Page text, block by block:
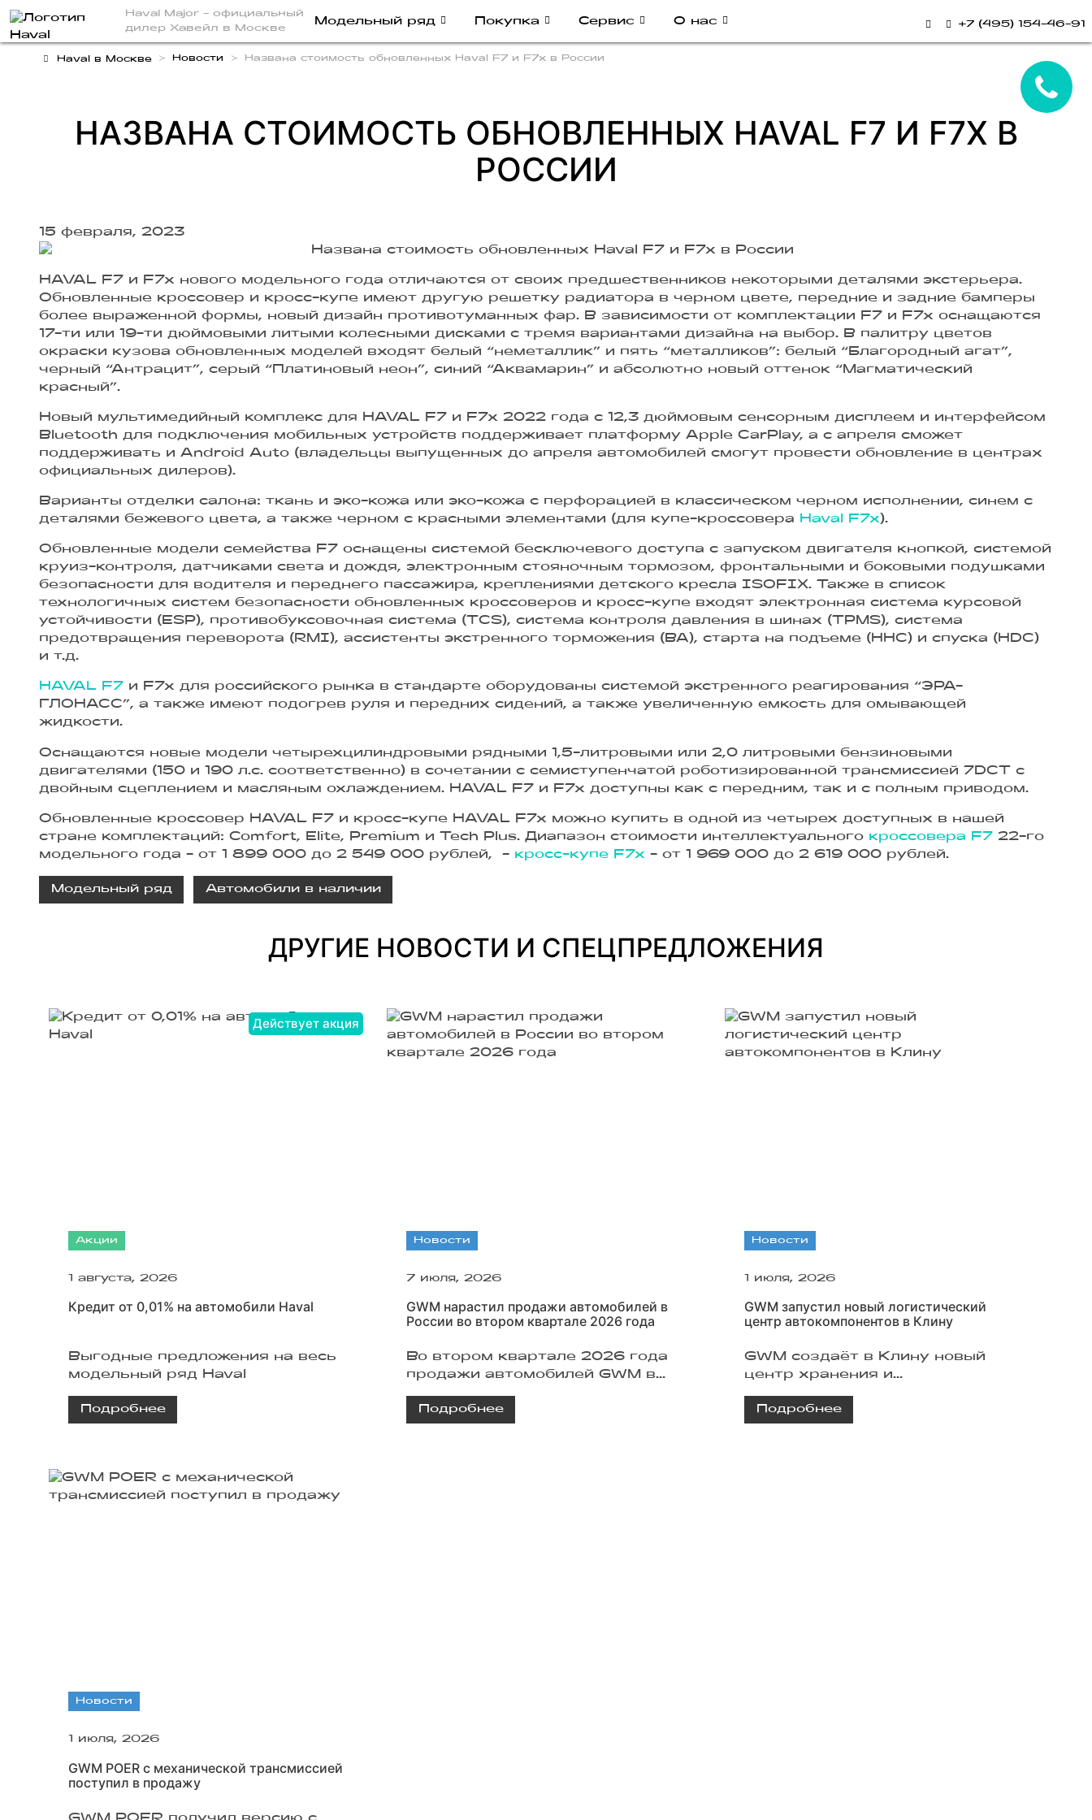
Haval Major - официальный
дилер Хавейл в Москве
Модельный ряд Покупка Сервис О нас +7 (495) 154-46-91
Haval в Москве Новости Названа стоимость обновленных Haval F7 и F7x в России
НАЗВАНА СТОИМОСТЬ ОБНОВЛЕННЫХ HAVAL F7 И F7X В
РОССИИ
15 февраля, 2023
HAVAL F7 и F7x нового модельного года отличаются от своих предшественников некоторыми деталями экстерьера.
Обновленные кроссовер и кросс-купе имеют другую решетку радиатора в черном цвете, передние и задние бамперы
более выраженной формы, новый дизайн противотуманных фар. В зависимости от комплектации F7 и F7x оснащаются
17-ти или 19-ти дюймовыми литыми колесными дисками с тремя вариантами дизайна на выбор. В палитру цветов
окраски кузова обновленных моделей входят белый “неметаллик” и пять “металликов”: белый “Благородный агат”,
черный “Антрацит”, серый “Платиновый неон”, синий “Аквамарин” и абсолютно новый оттенок “Магматический
красный”.
Новый мультимедийный комплекс для HAVAL F7 и F7x 2022 года с 12,3 дюймовым сенсорным дисплеем и интерфейсом
Bluetooth для подключения мобильных устройств поддерживает платформу Apple CarPlay, а с апреля сможет
поддерживать и Android Auto (владельцы выпущенных до апреля автомобилей смогут провести обновление в центрах
официальных дилеров).
Варианты отделки салона: ткань и эко-кожа или эко-кожа с перфорацией в классическом черном исполнении, синем с
деталями бежевого цвета, а также черном с красными элементами (для купе-кроссовера Haval F7x).
Обновленные модели семейства F7 оснащены системой бесключевого доступа с запуском двигателя кнопкой, системой
круиз-контроля, датчиками света и дождя, электронным стояночным тормозом, фронтальными и боковыми подушками
безопасности для водителя и переднего пассажира, креплениями детского кресла ISOFIX. Также в список
технологичных систем безопасности обновленных кроссоверов и кросс-купе входят электронная система курсовой
устойчивости (ESP), противобуксовочная система (TCS), система контроля давления в шинах (TPMS), система
предотвращения переворота (RMI), ассистенты экстренного торможения (ВА), старта на подъеме (ННС) и спуска (HDC)
и т.д.
HAVAL F7 и F7x для российского рынка в стандарте оборудованы системой экстренного реагирования “ЭРА-
ГЛОНАСС”, а также имеют подогрев руля и передних сидений, а также увеличенную емкость для омывающей
жидкости.
Оснащаются новые модели четырехцилиндровыми рядными 1,5-литровыми или 2,0 литровыми бензиновыми
двигателями (150 и 190 л.с. соответственно) в сочетании с семиступенчатой роботизированной трансмиссией 7DCT с
двойным сцеплением и масляным охлаждением. HAVAL F7 и F7x доступны как с передним, так и с полным приводом.
Обновленные кроссовер HAVAL F7 и кросс-купе HAVAL F7x можно купить в одной из четырех доступных в нашей
стране комплектаций: Comfort, Elite, Premium и Tech Plus. Диапазон стоимости интеллектуального кроссовера F7 22-го
модельного года - от 1 899 000 до 2 549 000 рублей, - кросс-купе F7x - от 1 969 000 до 2 619 000 рублей.
Модельный ряд Автомобили в наличии
ДРУГИЕ НОВОСТИ И СПЕЦПРЕДЛОЖЕНИЯ
Действует акция
Акции
1 августа, 2026
Кредит от 0,01% на автомобили Haval
Выгодные предложения на весь
модельный ряд Haval
Подробнее
Новости
7 июля, 2026
GWM нарастил продажи автомобилей в
России во втором квартале 2026 года
Во втором квартале 2026 года
продажи автомобилей GWM в
единиц. Основную долю
Подробнее
Новости
1 июля, 2026
GWM запустил новый логистический
центр автокомпонентов в Клину
GWM создаёт в Клину новый
центр хранения и
автокомпонентов. Комплекс
Подробнее
Новости
1 июля, 2026
GWM POER с механической трансмиссией
поступил в продажу